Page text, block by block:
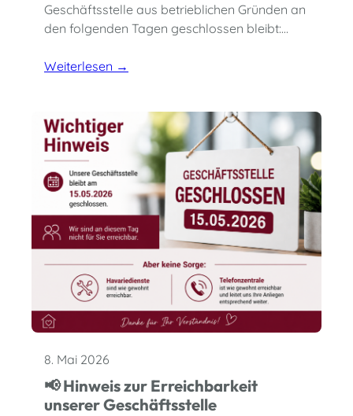
Geschäftsstelle aus betrieblichen Gründen an
den folgenden Tagen geschlossen bleibt:…
Weiterlesen →
8. Mai 2026
📢 Hinweis zur Erreichbarkeit
unserer Geschäftsstelle